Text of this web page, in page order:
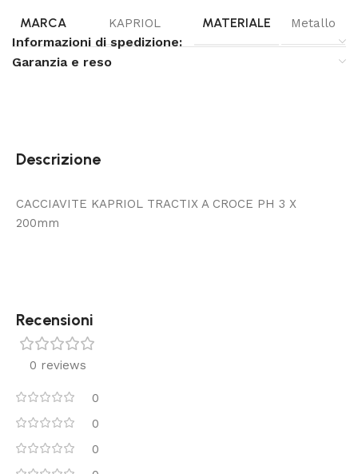
MARCA KAPRIOL MATERIALE Metallo
Informazioni di spedizione:
Garanzia e reso
Descrizione
CACCIAVITE KAPRIOL TRACTIX A CROCE PH 3 X
200mm
Recensioni
0 reviews
0
0
0